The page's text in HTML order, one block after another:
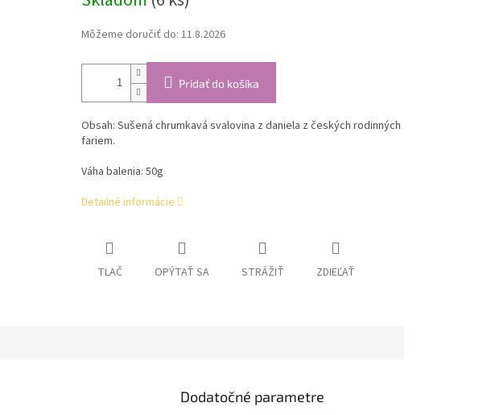
Môžeme doručiť do: 11.8.2026
Pridať do košíka
Obsah: Sušená chrumkavá svalovina z daniela z českých rodinných
fariem.
Váha balenia: 50g
Detailné informácie
TLAČ OPÝTAŤ SA STRÁŽIŤ ZDIEĽAŤ
Dodatočné parametre